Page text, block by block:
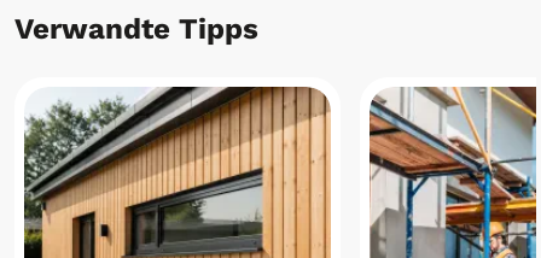
Verwandte Tipps